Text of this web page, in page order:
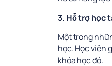
3. Hỗ trợ học
Một trong
học. Học viên
khóa học đó.